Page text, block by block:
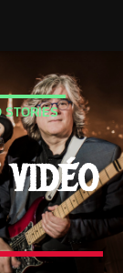
STORIES
VIDÉO